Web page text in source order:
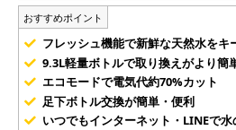
おすすめポイント
フレッシュ機能で新鮮な天然水をキ
9.3L軽量ボトルで取り換えがより簡
エコモードで電気代約70%カット
足下ボトル交換が簡単・便利
いつでもインターネット・LINEで